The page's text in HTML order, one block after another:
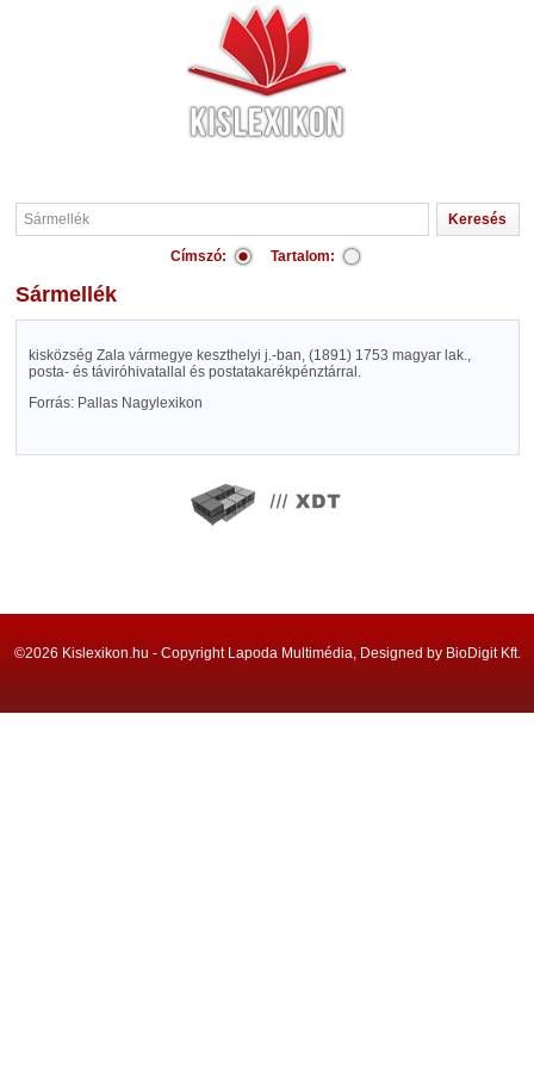
Címszó: Tartalom:
Sármellék
kisközség Zala vármegye keszthelyi j.-ban, (1891) 1753 magyar lak.,
posta- és táviróhivatallal és postatakarékpénztárral.
Forrás: Pallas Nagylexikon
©2026 Kislexikon.hu - Copyright Lapoda Multimédia, Designed by BioDigit Kft.